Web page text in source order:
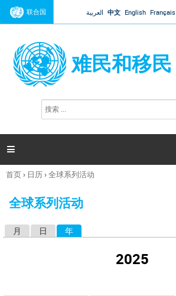
Jump to navigation
联合国 العربية 中文 English Français
难民和移民
搜
索

你
这
首页› 日历›全球系列活动
全球系列活动
月 日 年
2025